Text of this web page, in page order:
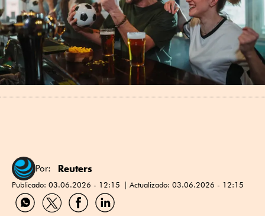
Por: Reuters
Publicado: 03.06.2026 - 12:15 Actualizado: 03.06.2026 - 12:15
Compartir
por
Compartir
por
Compartir
por
Compartir
por